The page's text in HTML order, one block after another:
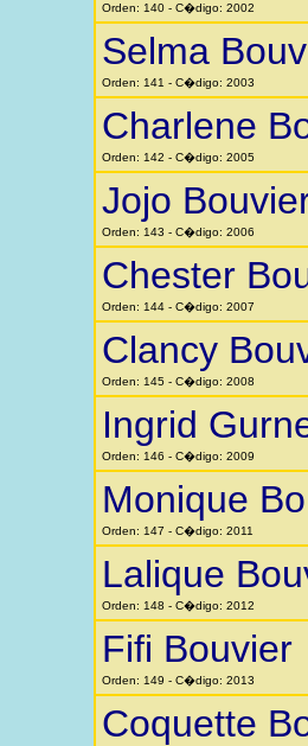
Orden: 140 - C�digo: 2002
Selma
Orden: 141 - C�digo: 2003
Charlene
Orden: 142 - C�digo: 2005
Jojo
Orden: 143 - C�digo: 2006
Chester
Orden: 144 - C�digo: 2007
Clancy
Orden: 145 - C�digo: 2008
Ingrid
Orden: 146 - C�digo: 2009
Monique
Orden: 147 - C�digo: 2011
Lalique
Orden: 148 - C�digo: 2012
Fifi Bouvier
Orden: 149 - C�digo: 2013
Coquette